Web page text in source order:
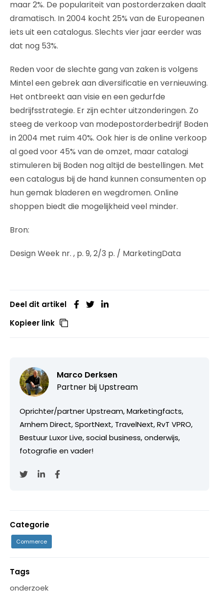
maar 2%. De populariteit van postorderzaken daalt
dramatisch. In 2004 kocht 25% van de Europeanen
iets uit een catalogus. Slechts vier jaar eerder was
dat nog 53%.
Reden voor de slechte gang van zaken is volgens
Mintel een gebrek aan diversificatie en vernieuwing.
Het ontbreekt aan visie en een gedurfde
bedrijfsstrategie. Er zijn echter uitzonderingen. Zo
steeg de verkoop van modepostorderbedrijf Boden
in 2004 met ruim 40%. Ook hier is de online verkoop
al goed voor 45% van de omzet, maar catalogi
stimuleren bij Boden nog altijd de bestellingen. Met
een catalogus bij de hand kunnen consumenten op
hun gemak bladeren en wegdromen. Online
shoppen biedt die mogelijkheid veel minder.
Bron:
Design Week nr. , p. 9, 2/3 p. / MarketingData
Deel dit artikel
Kopieer link
Marco Derksen
Partner bij Upstream
Oprichter/partner Upstream, Marketingfacts,
Arnhem Direct, SportNext, TravelNext, RvT VPRO,
Bestuur Luxor Live, social business, onderwijs,
fotografie en vader!
Categorie
Commerce
Tags
onderzoek